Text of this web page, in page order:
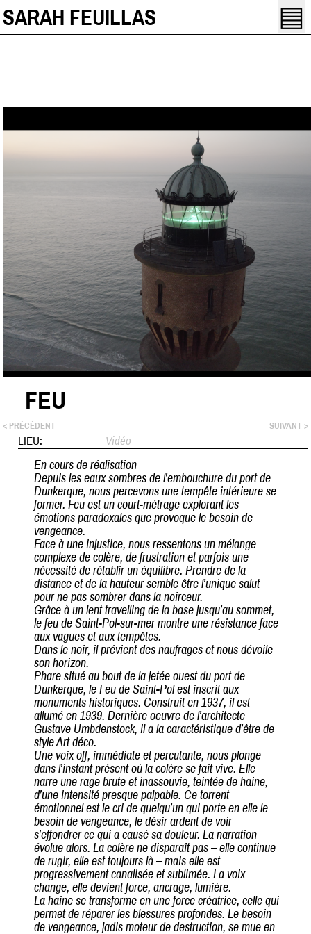
SARAH FEUILLAS ▤
FEU
< PRÉCÉDENT SUIVANT >
LIEU: Vidéo
En cours de réalisation
Depuis les eaux sombres de l’embouchure du port de
Dunkerque, nous percevons une tempête intérieure se
former. Feu est un court-métrage explorant les
émotions paradoxales que provoque le besoin de
vengeance.
Face à une injustice, nous ressentons un mélange
complexe de colère, de frustration et parfois une
nécessité de rétablir un équilibre. Prendre de la
distance et de la hauteur semble être l’unique salut
pour ne pas sombrer dans la noirceur.
Grâce à un lent travelling de la base jusqu’au sommet,
le feu de Saint-Pol-sur-mer montre une résistance face
aux vagues et aux tempêtes.
Dans le noir, il prévient des naufrages et nous dévoile
son horizon.
Phare situé au bout de la jetée ouest du port de
Dunkerque, le Feu de Saint-Pol est inscrit aux
monuments historiques. Construit en 1937, il est
allumé en 1939. Dernière oeuvre de l’architecte
Gustave Umbdenstock, il a la caractéristique d’être de
style Art déco.
Une voix off, immédiate et percutante, nous plonge
dans l’instant présent où la colère se fait vive. Elle
narre une rage brute et inassouvie, teintée de haine,
d’une intensité presque palpable. Ce torrent
émotionnel est le cri de quelqu’un qui porte en elle le
besoin de vengeance, le désir ardent de voir
s’effondrer ce qui a causé sa douleur. La narration
évolue alors. La colère ne disparaît pas – elle continue
de rugir, elle est toujours là – mais elle est
progressivement canalisée et sublimée. La voix
change, elle devient force, ancrage, lumière.
La haine se transforme en une force créatrice, celle qui
permet de réparer les blessures profondes. Le besoin
de vengeance, jadis moteur de destruction, se mue en